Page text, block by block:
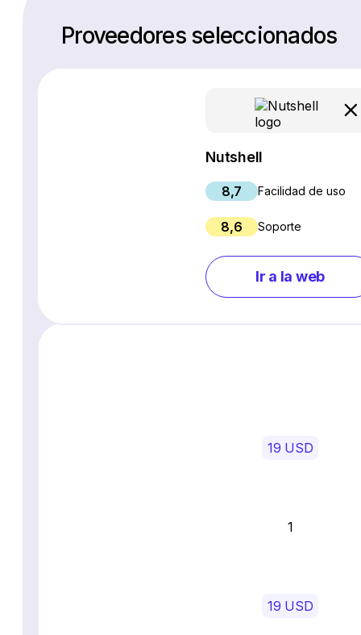
Proveedores seleccionados
Nutshell
8,7 Facilidad de uso
8,6 Soporte
Ir a la web
19 USD
1
19 USD